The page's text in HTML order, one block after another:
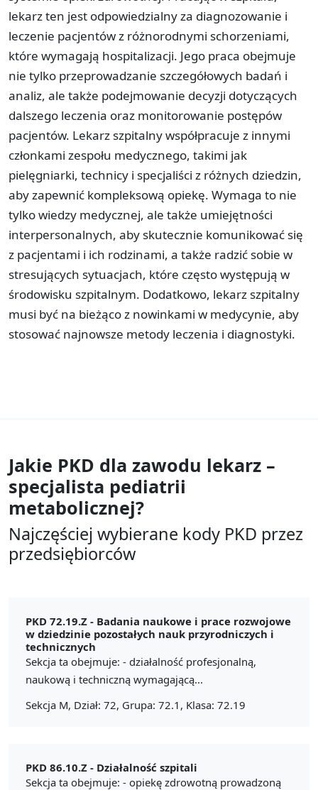
lekarz ten jest odpowiedzialny za diagnozowanie i
leczenie pacjentów z różnorodnymi schorzeniami,
które wymagają hospitalizacji. Jego praca obejmuje
nie tylko przeprowadzanie szczegółowych badań i
analiz, ale także podejmowanie decyzji dotyczących
dalszego leczenia oraz monitorowanie postępów
pacjentów. Lekarz szpitalny współpracuje z innymi
członkami zespołu medycznego, takimi jak
pielęgniarki, technicy i specjaliści z różnych dziedzin,
aby zapewnić kompleksową opiekę. Wymaga to nie
tylko wiedzy medycznej, ale także umiejętności
interpersonalnych, aby skutecznie komunikować się
z pacjentami i ich rodzinami, a także radzić sobie w
stresujących sytuacjach, które często występują w
środowisku szpitalnym. Dodatkowo, lekarz szpitalny
musi być na bieżąco z nowinkami w medycynie, aby
stosować najnowsze metody leczenia i diagnostyki.
Jakie PKD dla zawodu lekarz –
specjalista pediatrii
metabolicznej?
Najczęściej wybierane kody PKD przez
przedsiębiorców
PKD 72.19.Z - Badania naukowe i prace rozwojowe
w dziedzinie pozostałych nauk przyrodniczych i
technicznych
Sekcja ta obejmuje: - działalność profesjonalną,
naukową i techniczną wymagającą...
Sekcja M, Dział: 72, Grupa: 72.1, Klasa: 72.19
PKD 86.10.Z - Działalność szpitali
Sekcja ta obejmuje: - opiekę zdrowotną prowadzoną